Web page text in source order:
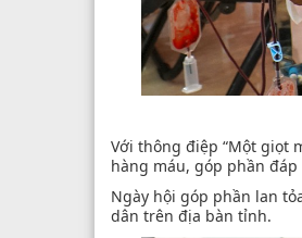
Với thông điệp “Một giọt
hàng máu, góp phần
Ngày hội góp phần lan
dân trên địa bàn tỉnh.